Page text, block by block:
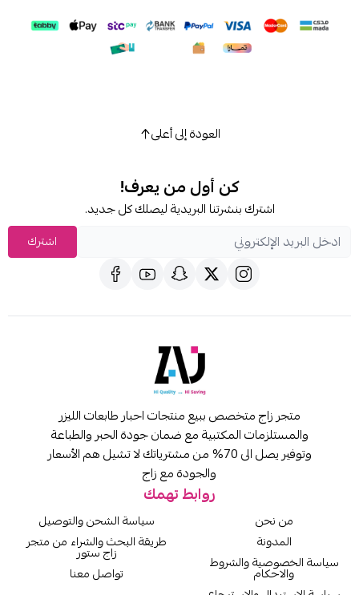
العودة إلى أعلى
كن أول من يعرف!
اشترك بنشرتنا البريدية ليصلك كل جديد.
اشترك
متجر زاج متخصص ببيع منتجات احبار طابعات الليزر
والمستلزمات المكتبية مع ضمان جودة الحبر والطباعة
وتوفير يصل الى 70% من مشترياتك لا تشيل هم الأسعار
والجودة مع زاج
روابط تهمك
من نحن
المدونة
سياسة الخصوصية والشروط
والاحكام
سياسة الشحن والتوصيل
طريقة البحث والشراء من متجر
زاج ستور
تواصل معنا